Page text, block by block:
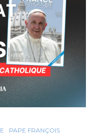
PAPE FRANÇOIS